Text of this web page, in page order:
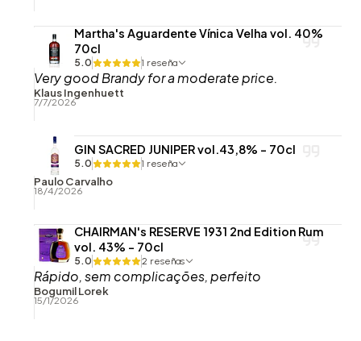
Martha's Aguardente Vínica Velha vol. 40%
70cl
5.0 1 reseña
Very good Brandy for a moderate price.
Klaus Ingenhuett
7/7/2026
GIN SACRED JUNIPER vol.43,8% - 70cl
5.0 1 reseña
Paulo Carvalho
18/4/2026
CHAIRMAN's RESERVE 1931 2nd Edition Rum
vol. 43% - 70cl
5.0 2 reseñas
Rápido, sem complicações, perfeito
Bogumil Lorek
15/1/2026